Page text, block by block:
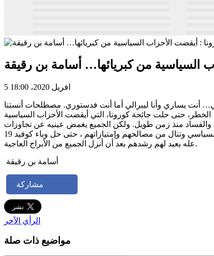
السياسية من كبريائها… أسامة بن رقيقة
5 افريل 2020، 18:00
أنت يساري وأنا ليبرالي أما أنت فدستوري. مصطلحات أنستنا
الخطر، حتى حلت جائحة كورونا، التي أيقضت الأحزاب السياسية
والفساد منذ زمن طويل. ولكن الجميع يغمض عينيه عن تجاوزات
ظاهرة للعيان.لقد أوصلنا هؤلاء إلى أننا شعب يسير في الإتجاه المعاكس، لم يهتموا بمشاكل المواطن، ولكنهم يهتمون بالمخاطر التي تهدد النظام السياسي وتنال من مصالحهم وإمتيازاتهم ، حتى حل وباء كوفيد 19
عله يعيد لهم رشدهم بعد أن أنزل الجميع من الأبراج العاجية.
أسامة بن رقيقة
مشاركة
الرأي الآخر
مواضيع ذات صلة